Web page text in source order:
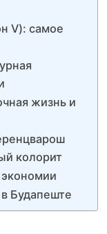
V): самое
жизнь и
колорит
Будапеште